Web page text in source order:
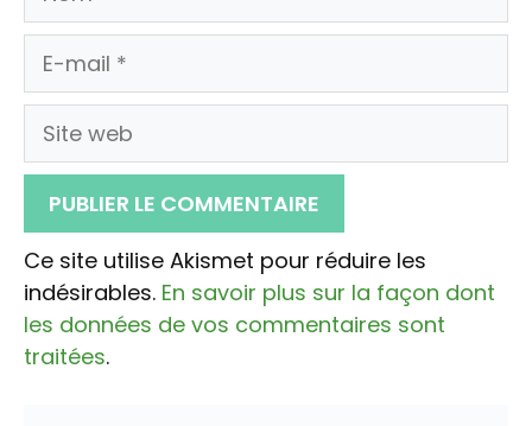
E-
mail
Site
web
Ce site utilise Akismet pour réduire les
indésirables. En savoir plus sur la façon dont
les données de vos commentaires sont
traitées.